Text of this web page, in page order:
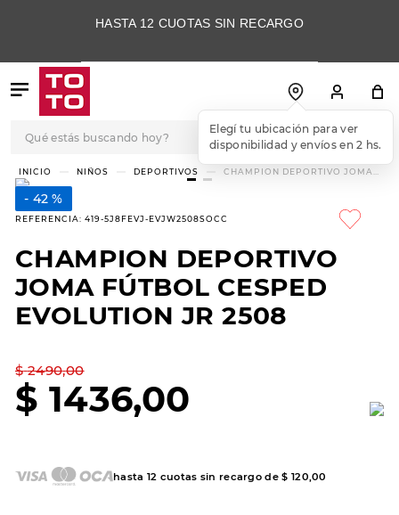
HASTA 12 CUOTAS SIN RECARGO
Elegí tu ubicación para ver
disponibilidad y envíos en 2 hs.
NIÑOS DEPORTIVOS
CHAMPION DEPORTIVO JOMA
42 %
REFERENCIA: 419-5J8FEVJ-EVJW2508SOCC
CHAMPION DEPORTIVO
JOMA FÚTBOL CESPED
EVOLUTION JR 2508
$ 2490,00
$ 1436,00
hasta 12 cuotas sin recargo de$ 120 ,00
TÉRMINOS MÁS
BUSCADOS
1.
skechers slip-ins
4
championes